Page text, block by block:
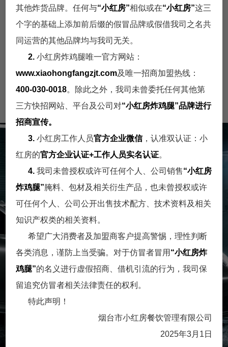
其他炸货品牌。任何与“小红房”相似或在“小红房”这三
个字的基础上添加前后缀的假冒品牌或假借我司之名共
同运营的其他品牌均与我司无关。
2.小红房炸鸡腿唯一官方网站：
www.xiaohongfangzjt.com及唯一招商加盟热线：
400-030-0018。除此之外，我司未曾委托任何其他第
三方快招网站、平台及公司对“小红房炸鸡腿”品牌进行
招商宣传。
3. 小红房工作人员官方企业微信，认准双认证：小
红房的官方企业认证+工作人员实名认证。
4. 我司未曾授权或许可任何个人、公司销售“小红房
炸鸡腿”腌料、包材及相关衍生产品，也未曾授权或许
可任何个人、公司公开出售技术配方、技术资料及相关
知识产权类的相关资料。
希望广大消费者及加盟商客户提高警惕，理性判断
各类消息，谨防上当受骗。对于仿冒者冒用 “小红房炸
鸡腿”的名义进行虚假招商、借机引流的行为，我司保
留追究仿冒者相关法律责任的权利。
特此声明！
烟台市小红房餐饮管理有限公司
2025年3月1日
门店展示一
门店展示
一
门店展示
一
门店展示
一
人才招聘
小红房炸鸡招聘
营运培训师
英雄不论出身，不放过每一
匹千里马。只要你足够优
品牌传播岗
工作职责 1. 根据形象开发升
源，开展形···